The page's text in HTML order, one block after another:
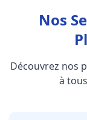
Nos
Découvrez nos
à